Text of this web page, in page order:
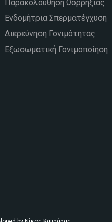
Παρακολούθηση Ωορρηξίας
Ενδομήτρια Σπερματέγχυση
Διερεύνηση Γονιμότητας
Εξωσωματική Γονιμοποίηση